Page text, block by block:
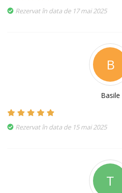
Rezervat în data de 17 mai 2025
B
Basile
Rezervat în data de 15 mai 2025
T